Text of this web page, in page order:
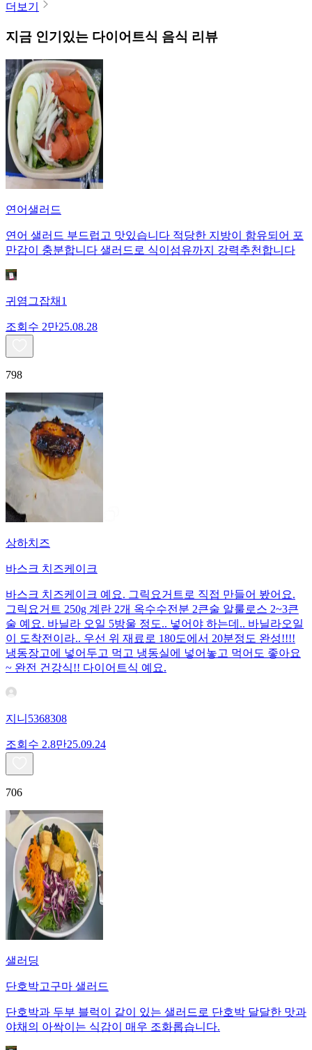
더보기
지금 인기있는 다이어트식 음식 리뷰
연어샐러드
연어 샐러드 부드럽고 맛있습니다 적당한 지방이 함유되어 포
만감이 충분합니다 샐러드로 식이섬유까지 강력추천합니다
귀염그잡채1
조회수 2만25.08.28
798
상하치즈
바스크 치즈케이크
바스크 치즈케이크 예요. 그릭요거트로 직접 만들어 봤어요.
그릭요거트 250g 계란 2개 옥수수전분 2큰술 알룰로스 2~3큰
술 예요. 바닐라 오일 5방울 정도.. 넣어야 하는데.. 바닐라오일
이 도착전이라.. 우선 위 재료로 180도에서 20분정도 완성!!!!
냉동장고에 넣어두고 먹고 냉동실에 넣어놓고 먹어도 좋아요
~ 완전 건강식!! 다이어트식 예요.
지니5368308
조회수 2.8만25.09.24
706
샐러딩
단호박고구마 샐러드
단호박과 두부 블럭이 같이 있는 샐러드로 단호박 달달한 맛과
야채의 아싹이는 식감이 매우 조화롭습니다.